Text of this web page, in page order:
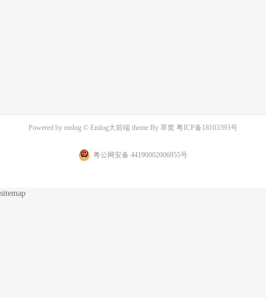
Powered by emlog © Emlog大前端 theme By 草窝 粤ICP备18103393号
粤公网安备 44190002006955号
sitemap